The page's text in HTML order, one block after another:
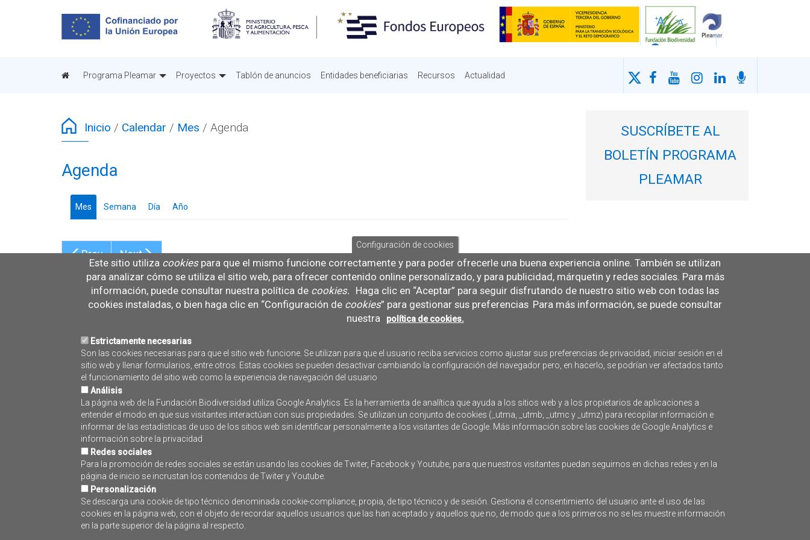
Programa Pleamar Proyectos Tablón de anuncios Entidades beneficiarias Recursos Actualidad
Inicio / Calendar / Mes / Agenda
Agenda
Mes (solapa
activa)
Semana Día Año
Prev Next
Mayo 2026
Lun Mar Mié Jue Vie Sáb
Dom
30 1
4 5 6 7 8 9 10
11 12 13 14 15 16 17
18
25 26 27 28 29 30 31
SUSCRÍBETE AL
BOLETÍN PROGRAMA
PLEAMAR
Configuración de cookies
Este sitio utiliza cookiespara que el mismo funcione correctamente y para poder ofrecerle una buena experiencia online. También se utilizan
para analizar cómo se utiliza el sitio web, para ofrecer contenido online personalizado, y para publicidad, márquetin y redes sociales. Para más
información, puede consultar nuestra política de cookies. Haga clic en “Aceptar” para seguir disfrutando de nuestro sitio web con todas las
cookies instaladas, o bien haga clic en “Configuración de cookies” para gestionar sus preferencias Para más información, se puede consultar
nuestra
política de cookies.
Estrictamente necesarias
Son las cookies necesarias para que el sitio web funcione. Se utilizan para que el usuario reciba servicios como ajustar sus preferencias de privacidad, iniciar sesión en el
sitio web y llenar formularios, entre otros. Estas cookies se pueden desactivar cambiando la configuración del navegador pero, en hacerlo, se podrían ver afectados tanto
el funcionamiento del sitio web como la experiencia de navegación del usuario
Análisis
La página web de la Fundación Biodiversidad utiliza Google Analytics. Es la herramienta de analítica que ayuda a los sitios web y a los propietarios de aplicaciones a
entender el modo en que sus visitantes interactúan con sus propiedades. Se utilizan un conjunto de cookies (_utma, _utmb, _utmc y _utmz) para recopilar información e
informar de las estadísticas de uso de los sitios web sin identificar personalmente a los visitantes de Google. Más información sobre las cookies de Google Analytics e
información sobre la privacidad
Redes sociales
Para la promoción de redes sociales se están usando las cookies de Twiter, Facebook y Youtube, para que nuestros visitantes puedan seguirnos en dichas redes y en la
página de inicio se incrustan los contenidos de Twiter y Youtube.
Personalización
Se descarga una cookie de tipo técnico denominada cookie-compliance, propia, de tipo técnico y de sesión. Gestiona el consentimiento del usuario ante el uso de las
cookies en la página web, con el objeto de recordar aquellos usuarios que las han aceptado y aquellos que no, de modo que a los primeros no se les muestre información
en la parte superior de la página al respecto.